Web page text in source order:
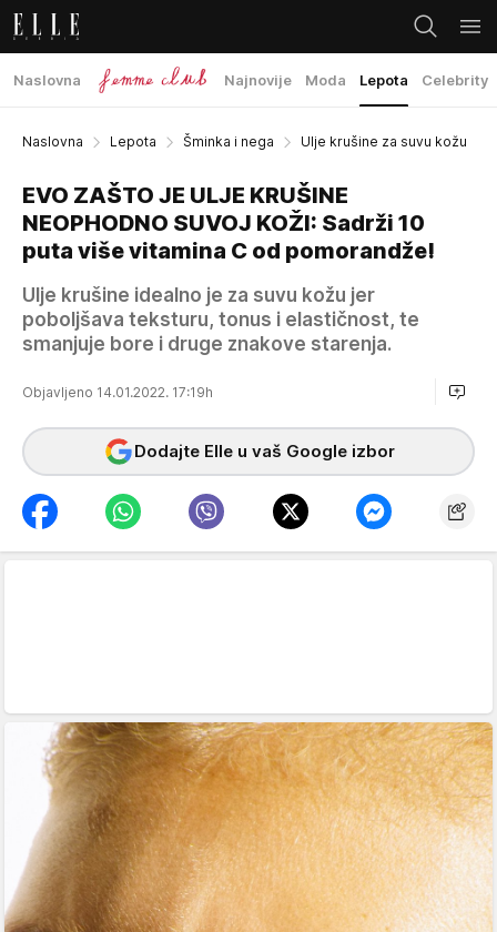
Naslovna Najnovije Moda Lepota Celebrity
Naslovna Lepota Šminka i nega Ulje krušine za suvu kožu
EVO ZAŠTO JE ULJE KRUŠINE
NEOPHODNO SUVOJ KOŽI: Sadrži 10
puta više vitamina C od pomorandže!
Ulje krušine idealno je za suvu kožu jer
poboljšava teksturu, tonus i elastičnost, te
smanjuje bore i druge znakove starenja.
Objavljeno 14.01.2022. 17:19h
Dodajte Elle u vaš Google izbor